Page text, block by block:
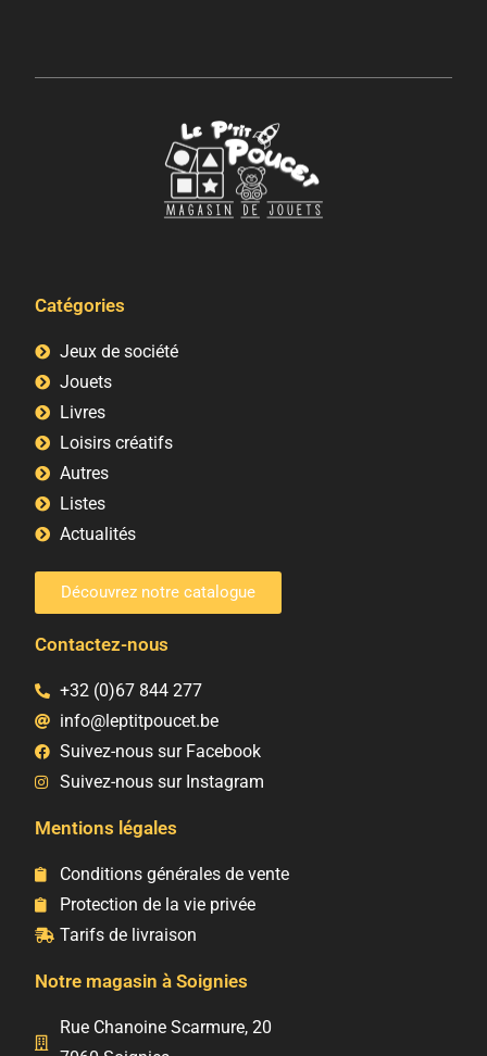
Catégories
Jeux de société
Jouets
Livres
Loisirs créatifs
Autres
Listes
Actualités
Découvrez notre catalogue
Contactez-nous
+32 (0)67 844 277
info@leptitpoucet.be
Suivez-nous sur Facebook
Suivez-nous sur Instagram
Mentions légales
Conditions générales de vente
Protection de la vie privée
Tarifs de livraison
Notre magasin à Soignies
Rue Chanoine Scarmure, 20